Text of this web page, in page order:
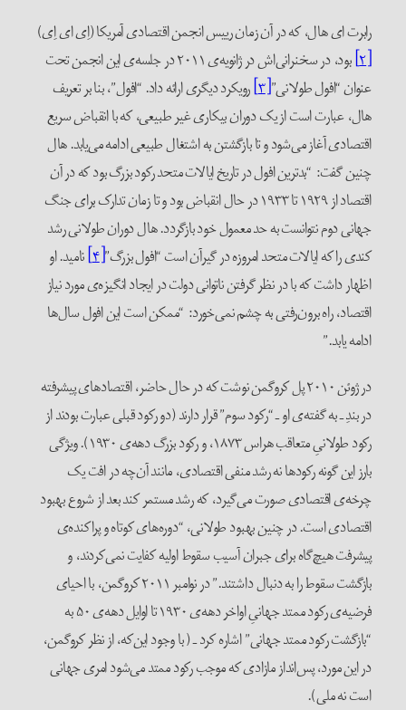
رابرت ای هال، که در آن زمان رییس انجمن اقتصادی آمریکا (اِی ای اِی)
[۲]
بود، در سخنرانی‌اش در ژانویه‌ی ۲۰۱۱ در جلسه‌ی این انجمن تحت
عنوان “افول طولانی”[۳] رویکرد دیگری ارائه داد. “افول”، بنا بر تعریف
هال، عبارت است از یک دوران بیکاری غیر طبیعی، که با انقباض سریع
اقتصادی آغاز می‌شود و تا بازگشتن به اشتغال طبیعی ادامه می‌یابد. هال
چنین گفت: “بدترین افول در تاریخ ایالات متحد رکود بزرگ بود که در آن
اقتصاد از ۱۹۲۹ تا ۱۹۳۳ در حال انقباض بود و تا زمان تدارک برای جنگ
جهانی دوم نتوانست به حد معمول خود بازگردد. هال دوران طولانی رشد
کندی را که ایالات متحد امروزه در گیرآن است “افول بزرگ”[۴] نامید. او
اظهار داشت که با در نظر گرفتن ناتوانی دولت در ایجاد انگیزه‌ی مورد نیاز
اقتصاد، راه برون‌رفتی به چشم نمی‌خورد: “ممکن است این افول سال‌ها
ادامه یابد.”
در ژوئن ۲۰۱۰ پل کروگمن نوشت که در حال حاضر، اقتصادهای پیشرفته
در بندِ ـ به گفته‌ی او ـ “رکود سوم” قرار دارند (دو رکود قبلی عبارت بودند از
رکود طولانیِ متعاقب هراس ۱۸۷۳، و رکود بزرگ دهه‌ی ۱۹۳۰). ویژگی
بارز این گونه رکودها نه رشد منفی اقتصادی، مانند آن‌چه در افت یک
چرخه‌ی اقتصادی صورت می‌گیرد، که رشد مستمر کند بعد از شروع بهبود
اقتصادی است. در چنین بهبود طولانی، “دوره‌های کوتاه و پراکنده‌ی
پیشرفت هیچ‌گاه برای جبران آسیب سقوط اولیه کفایت نمی‌کردند، و
بازگشت سقوط را به دنبال داشتند.” در نوامبر ۲۰۱۱ کروگمن، با احیای
فرضیه‌ی رکود ممتد جهانیِ اواخر دهه‌ی ۱۹۳۰ تا اوایل دهه‌ی ۵۰ به
“بازگشت رکود ممتد جهانی” اشاره کرد ـ ( با وجود این‌که، از نظر کروگمن،
در این مورد، پس‌انداز مازادی که موجب رکود ممتد می‌شود امری جهانی
است نه ملی).